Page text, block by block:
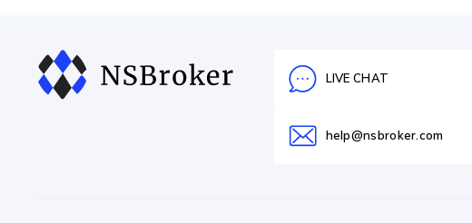
LIVE CHAT
help@nsbroker.com